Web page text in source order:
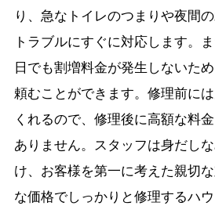
り、急なトイレのつまりや夜間
トラブルにすぐに対応します。
日でも割増料金が発生しないた
頼むことができます。修理前に
くれるので、修理後に高額な料
ありません。スタッフは身だし
け、お客様を第一に考えた親切
な価格でしっかりと修理するハ